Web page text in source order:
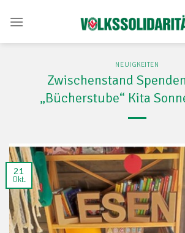
NEUIGKEITEN
Zwischenstand
„Bücherstube“ Kita
21
Okt.